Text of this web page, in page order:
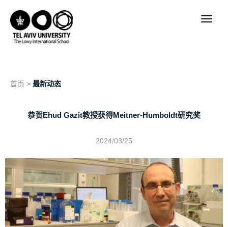
首页 > 最新动态
恭贺Ehud Gazit教授获得Meitner-Humboldt研究奖
2024/03/25